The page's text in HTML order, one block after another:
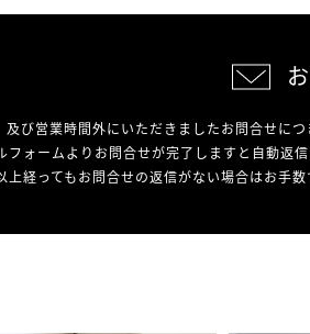
び営業時間外にいただきましたお問合せに
フォームよりお問合せが完了しますと自動返
上経ってもお問合せの返信がない場合はお手